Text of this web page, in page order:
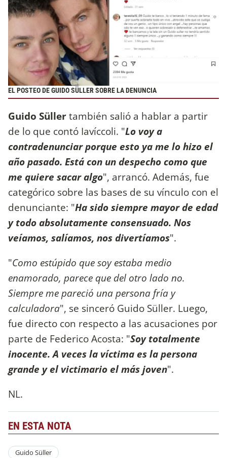
EL POSTEO DE GUIDO SÜLLER SOBRE LA DENUNCIA
Guido Süllertambién salió a hablar a partir
de lo que contó Iavíccoli. "Lo voy a
contradenunciar porque esto ya me lo hizo el
año pasado. Está con un despecho como que
me quiere sacar algo", arrancó. Además, fue
categórico sobre las bases de su vínculo con el
denunciante: "Ha sido siempre mayor de edad
y todo absolutamente consensuado. Nos
veíamos, salíamos, nos divertíamos".
"Como estúpido que soy estaba medio
enamorado, parece que del otro lado no.
Siempre me pareció una persona fría y
calculadora", se sinceró Guido Süller. Luego,
fue directo con respecto a las acusaciones por
parte de Federico Acosta: "Soy totalmente
inocente. A veces la víctima es la persona
grande y el victimario el más joven".
NL.
EN ESTA NOTA
Guido Süller